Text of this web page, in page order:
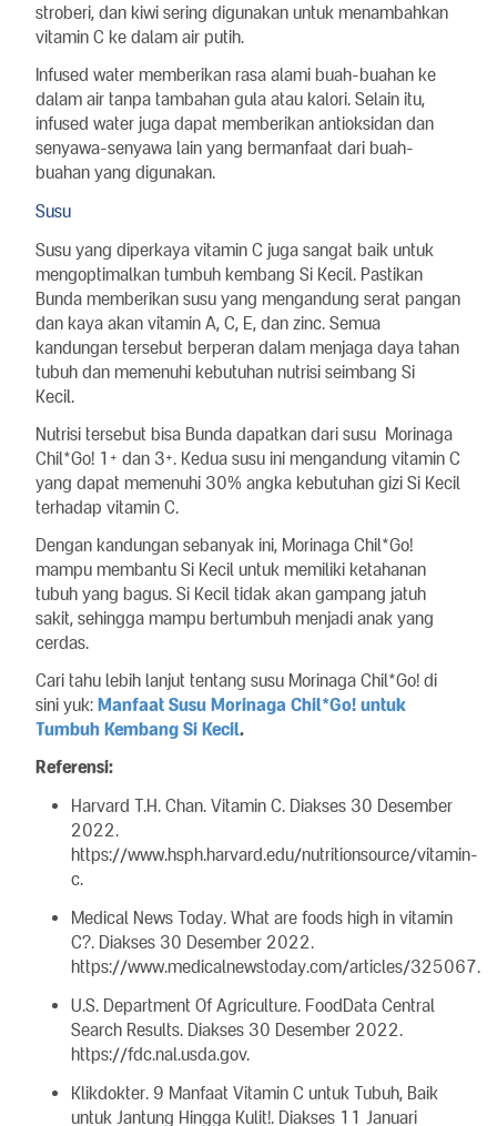
stroberi, dan kiwi sering digunakan untuk menambahkan
vitamin C ke dalam air putih.
Infused water memberikan rasa alami buah-buahan ke
dalam air tanpa tambahan gula atau kalori. Selain itu,
infused water juga dapat memberikan antioksidan dan
senyawa-senyawa lain yang bermanfaat dari buah-
buahan yang digunakan.
Susu
Susu yang diperkaya vitamin C juga sangat baik untuk
mengoptimalkan tumbuh kembang Si Kecil. Pastikan
Bunda memberikan susu yang mengandung serat pangan
dan kaya akan vitamin A, C, E, dan zinc. Semua
kandungan tersebut berperan dalam menjaga daya tahan
tubuh dan memenuhi kebutuhan nutrisi seimbang Si
Kecil.
Nutrisi tersebut bisa Bunda dapatkan dari susu Morinaga
Chil*Go! 1+ dan 3+. Kedua susu ini mengandung vitamin C
yang dapat memenuhi 30% angka kebutuhan gizi Si Kecil
terhadap vitamin C.
Dengan kandungan sebanyak ini, Morinaga Chil*Go!
mampu membantu Si Kecil untuk memiliki ketahanan
tubuh yang bagus. Si Kecil tidak akan gampang jatuh
sakit, sehingga mampu bertumbuh menjadi anak yang
cerdas.
Cari tahu lebih lanjut tentang susu Morinaga Chil*Go! di
sini yuk: Manfaat Susu Morinaga Chil*Go! untuk
Tumbuh Kembang Si Kecil.
Referensi:
Harvard T.H. Chan. Vitamin C. Diakses 30 Desember
2022.
https://www.hsph.harvard.edu/nutritionsource/vitamin-
c.
Medical News Today. What are foods high in vitamin
C?. Diakses 30 Desember 2022.
https://www.medicalnewstoday.com/articles/325067.
U.S. Department Of Agriculture. FoodData Central
Search Results. Diakses 30 Desember 2022.
https://fdc.nal.usda.gov.
Klikdokter. 9 Manfaat Vitamin C untuk Tubuh, Baik
untuk Jantung Hingga Kulit!. Diakses 11 Januari